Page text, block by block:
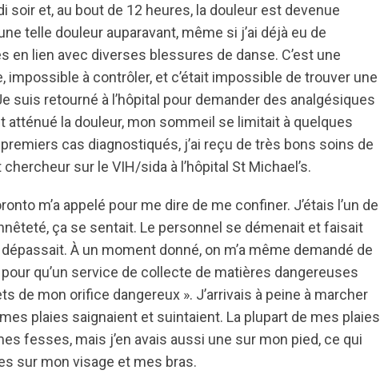
soir et, au bout de 12 heures, la douleur est devenue
telle douleur auparavant, même si j’ai déjà eu de
en lien avec diverses blessures de danse. C’est une
impossible à contrôler, et c’était impossible de trouver une
suis retourné à l’hôpital pour demander des analgésiques
atténué la douleur, mon sommeil se limitait à quelques
cas diagnostiqués, j’ai reçu de très bons soins de
sur le VIH/sida à l’hôpital St Michael’s.
m’a appelé pour me dire de me confiner. J’étais l’un de
ça se sentait. Le personnel se démenait et faisait
À un moment donné, on m’a même demandé de
qu’un service de collecte de matières dangereuses
de mon orifice dangereux ». J’arrivais à peine à marcher
plaies saignaient et suintaient. La plupart de mes plaies
fesses, mais j’en avais aussi une sur mon pied, ce qui
sur mon visage et mes bras.